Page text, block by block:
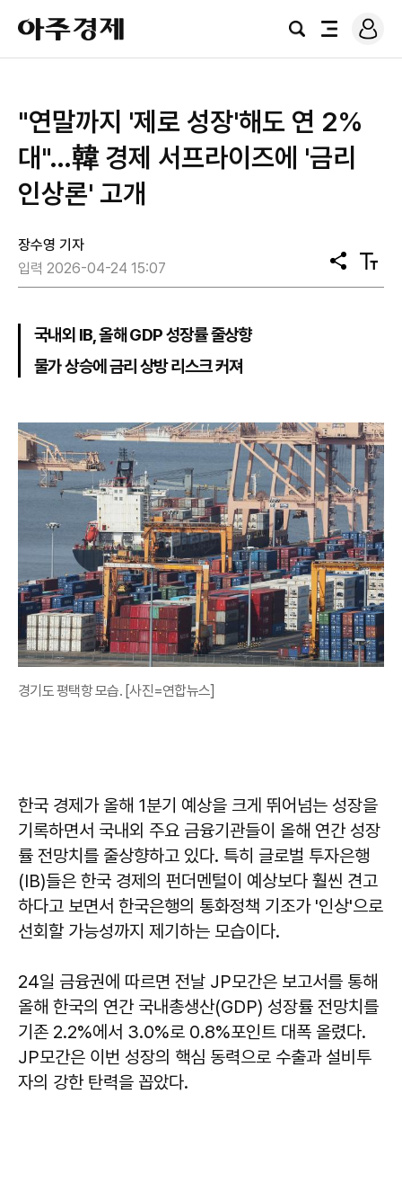
아
주
경
검
전
로
그
"연말까지 '제로 성장'해도 연 2%
대"…韓 경제 서프라이즈에 '금리
인상론' 고개
장수영 기자
입력 2026-04-24 15:07
공
유
텍
스
국내외 IB, 올해 GDP 성장률 줄상향
물가 상승에 금리 상방 리스크 커져
경기도 평택항 모습. [사진=연합뉴스]
한국 경제가 올해 1분기 예상을 크게 뛰어넘는 성장을
기록하면서 국내외 주요 금융기관들이 올해 연간 성장
률 전망치를 줄상향하고 있다. 특히 글로벌 투자은행
(IB)들은 한국 경제의 펀더멘털이 예상보다 훨씬 견고
하다고 보면서 한국은행의 통화정책 기조가 '인상'으로
선회할 가능성까지 제기하는 모습이다.
24일 금융권에 따르면 전날 JP모간은 보고서를 통해
올해 한국의 연간 국내총생산(GDP) 성장률 전망치를
기존 2.2%에서 3.0%로 0.8%포인트 대폭 올렸다.
JP모간은 이번 성장의 핵심 동력으로 수출과 설비투
자의 강한 탄력을 꼽았다.